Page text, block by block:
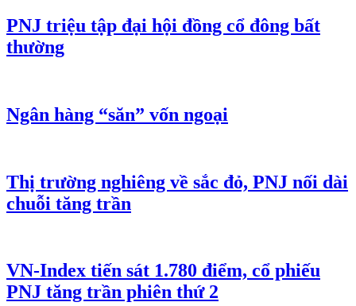
PNJ triệu tập đại hội đồng cổ đông bất
thường
Ngân hàng “săn” vốn ngoại
Thị trường nghiêng về sắc đỏ, PNJ nối dài
chuỗi tăng trần
VN-Index tiến sát 1.780 điểm, cổ phiếu
PNJ tăng trần phiên thứ 2